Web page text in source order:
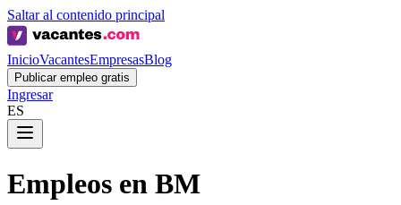
Saltar al contenido principal
InicioVacantesEmpresasBlog
Publicar empleo gratis
Ingresar
ES
Empleos en BM